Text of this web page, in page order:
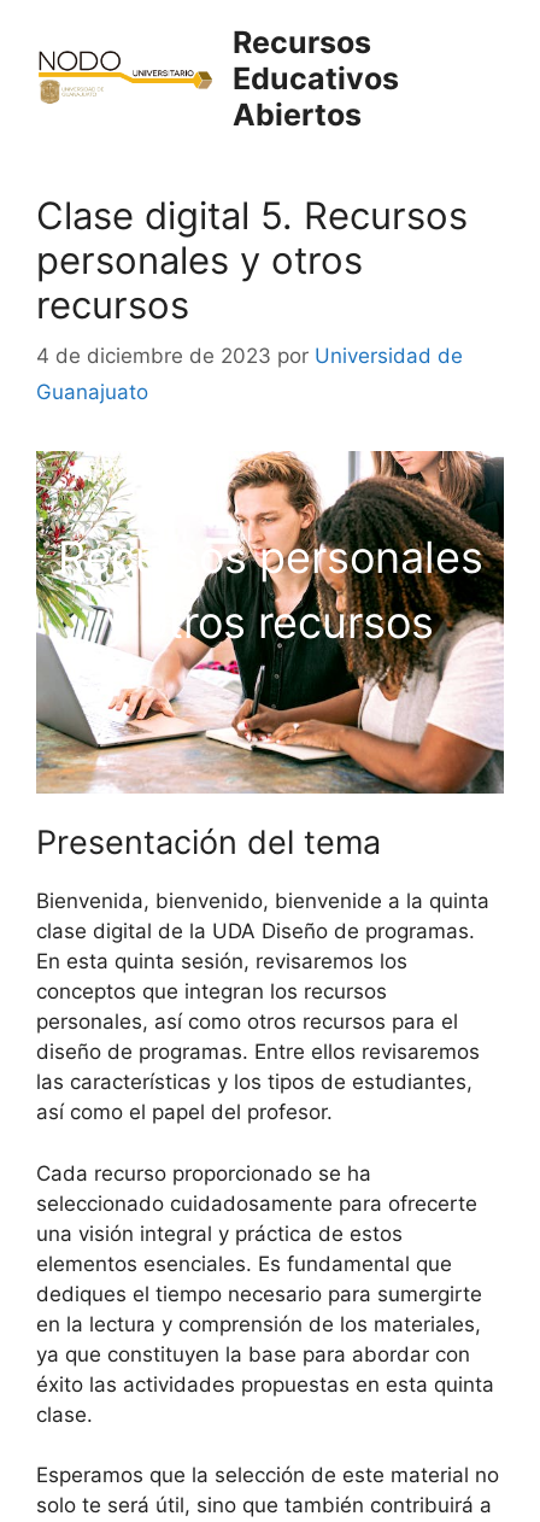
contenido
Recursos
Educativos
Abiertos
Clase digital 5. Recursos
personales y otros
recursos
4 de diciembre de 2023 por Universidad de
Guanajuato
Recursos personales
y otros recursos
Presentación del tema
Bienvenida, bienvenido, bienvenide a la quinta
clase digital de la UDA Diseño de programas.
En esta quinta sesión, revisaremos los
conceptos que integran los recursos
personales, así como otros recursos para el
diseño de programas. Entre ellos revisaremos
las características y los tipos de estudiantes,
así como el papel del profesor.
Cada recurso proporcionado se ha
seleccionado cuidadosamente para ofrecerte
una visión integral y práctica de estos
elementos esenciales. Es fundamental que
dediques el tiempo necesario para sumergirte
en la lectura y comprensión de los materiales,
ya que constituyen la base para abordar con
éxito las actividades propuestas en esta quinta
clase.
Esperamos que la selección de este material no
solo te será útil, sino que también contribuirá a